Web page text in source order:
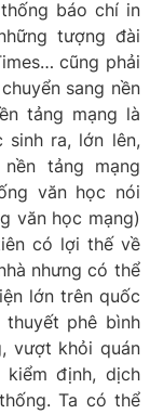
báo chí in
tượng đài
cũng phải
sang nền
tảng mạng là
ra, lớn lên,
tảng mạng
văn học nói
văn học mạng)
có lợi thế về
nhưng có thể
lớn trên quốc
phê bình
vượt khỏi quán
định, dịch
Ta có thể